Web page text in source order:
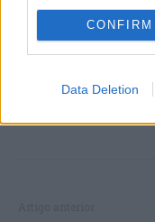
CONFIRM
Data Deletion
ULS Coimbra”.